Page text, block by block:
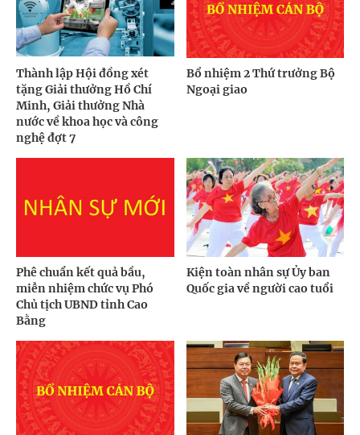
Thành lập Hội đồng xét
tặng Giải thưởng Hồ Chí
Minh, Giải thưởng Nhà
nước về khoa học và công
nghệ đợt 7
Bổ nhiệm 2 Thứ trưởng Bộ
Ngoại giao
Phê chuẩn kết quả bầu,
miễn nhiệm chức vụ Phó
Chủ tịch UBND tỉnh Cao
Bằng
Kiện toàn nhân sự Ủy ban
Quốc gia về người cao tuổi